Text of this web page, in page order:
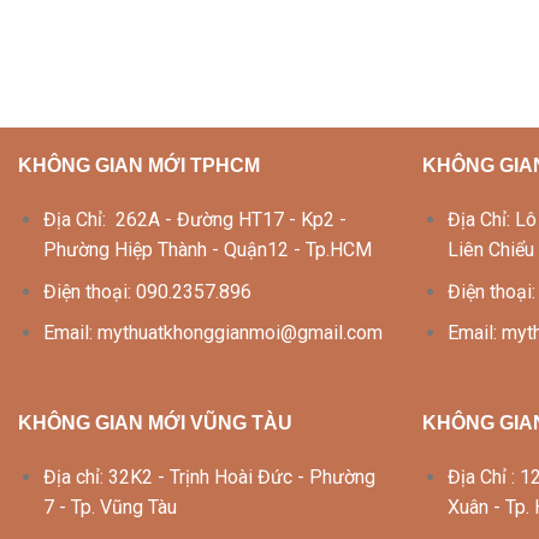
KHÔNG GIAN MỚI TPHCM
Địa Chỉ: 262A - Đường HT17 - Kp2 -
Phường Hiệp Thành - Quận12 - Tp.HCM
Điện thoại: 090.2357.896
Email: mythuatkhonggianmoi@gmail.com
KHÔNG
Địa Chỉ:
Liên
Điện
Email:
KHÔNG GIAN MỚI VŨNG TÀU
Địa chỉ: 32K2 - Trịnh Hoài Đức - Phường
7 - Tp. Vũng Tàu
KHÔNG
Địa Chỉ :
Xuân - Tp.